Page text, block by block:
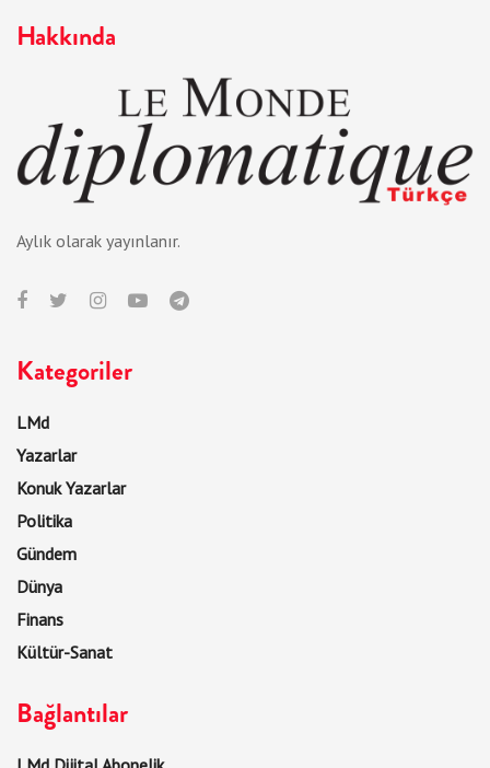
Hakkında
Aylık olarak yayınlanır.
Kategoriler
LMd
Yazarlar
Konuk Yazarlar
Politika
Gündem
Dünya
Finans
Kültür-Sanat
Bağlantılar